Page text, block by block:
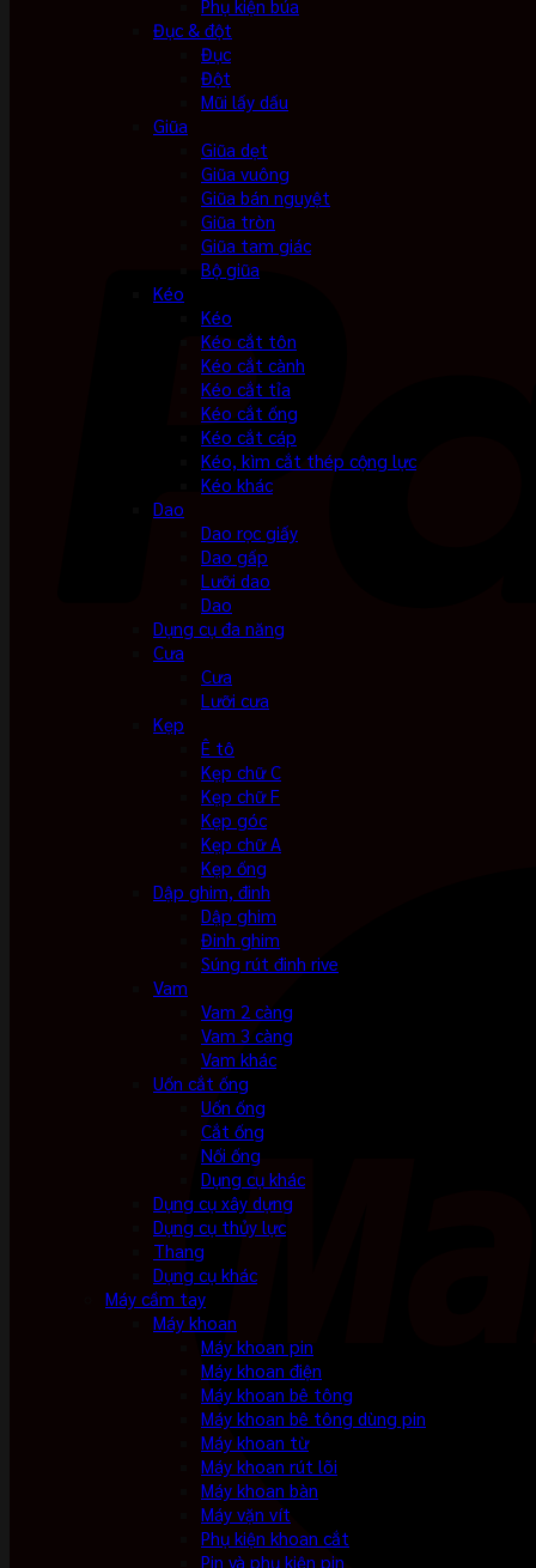
Phụ kiện búa
Đục & đột
Đục
Đột
Mũi lấy dấu
Giũa
Giũa dẹt
Giũa vuông
Giũa bán nguyệt
Giũa tròn
Giũa tam giác
Bộ giũa
Kéo
Kéo
Kéo cắt tôn
Kéo cắt cành
Kéo cắt tỉa
Kéo cắt ống
Kéo cắt cáp
Kéo, kìm cắt thép cộng lực
Kéo khác
Dao
Dao rọc giấy
Dao gấp
Lưỡi dao
Dao
Dụng cụ đa năng
Cưa
Cưa
Lưỡi cưa
Kẹp
Ê tô
Kẹp chữ C
Kẹp chữ F
Kẹp góc
Kẹp chữ A
Kẹp ống
Dập ghim, đinh
Dập ghim
Đinh ghim
Súng rút đinh rive
Vam
Vam 2 càng
Vam 3 càng
Vam khác
Uốn cắt ống
Uốn ống
Cắt ống
Nối ống
Dụng cụ khác
Dụng cụ xây dựng
Dụng cụ thủy lực
Thang
Dụng cụ khác
Máy cầm tay
Máy khoan
Máy khoan pin
Máy khoan điện
Máy khoan bê tông
Máy khoan bê tông dùng pin
Máy khoan từ
Máy khoan rút lõi
Máy khoan bàn
Máy vặn vít
Phụ kiện khoan cắt
Pin và phụ kiện pin